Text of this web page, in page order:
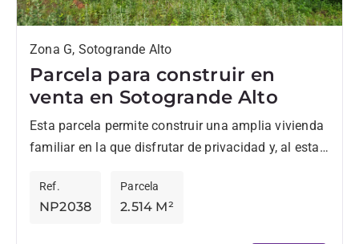
Zona G, Sotogrande Alto
Parcela para construir en
venta en Sotogrande Alto
Esta parcela permite construir una amplia vivienda
familiar en la que disfrutar de privacidad y, al estar
NP2038
Ref.
2.514 M²
Parcela